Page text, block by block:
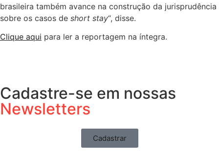
brasileira também avance na construção da jurisprudência
sobre os casos de short stay“, disse.
Clique aqui para ler a reportagem na íntegra.
Cadastre-se em nossas
Newsletters
Cadastrar